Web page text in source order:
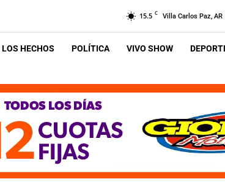
15.5 C Villa Carlos Paz, AR
LOS HECHOS POLÍTICA VIVO SHOW